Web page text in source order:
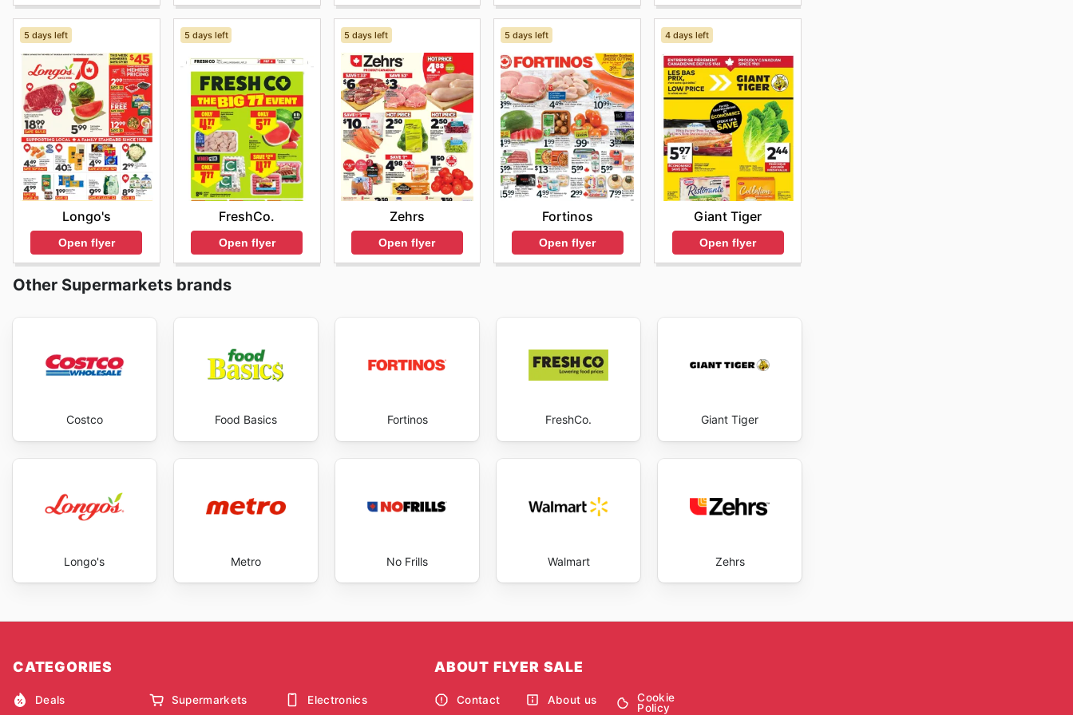
5 days left
Longo's
Open flyer
5 days left
FreshCo.
Open flyer
5 days left
Zehrs
Open flyer
5 days left
Fortinos
Open flyer
4 days left
Giant Tiger
Open flyer
Other Supermarkets brands
Costco Food Basics Fortinos FreshCo. Giant Tiger
Longo's Metro No Frills Walmart Zehrs
CATEGORIES
Deals Supermarkets Electronics
ABOUT FLYER SALE
Contact About us
Cookie
Policy